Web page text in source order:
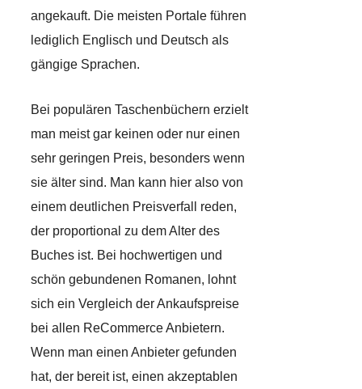
angekauft. Die meisten Portale führen
lediglich Englisch und Deutsch als
gängige Sprachen.
Bei populären Taschenbüchern erzielt
man meist gar keinen oder nur einen
sehr geringen Preis, besonders wenn
sie älter sind. Man kann hier also von
einem deutlichen Preisverfall reden,
der proportional zu dem Alter des
Buches ist. Bei hochwertigen und
schön gebundenen Romanen, lohnt
sich ein Vergleich der Ankaufspreise
bei allen ReCommerce Anbietern.
Wenn man einen Anbieter gefunden
hat, der bereit ist, einen akzeptablen